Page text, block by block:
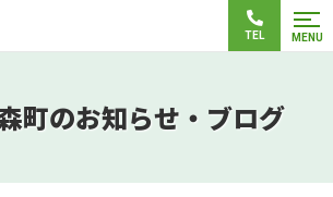
TEL MENU
町のお知らせ・ブログ